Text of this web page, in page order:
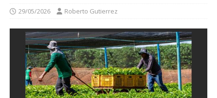
29/05/2026 Roberto Gutierrez